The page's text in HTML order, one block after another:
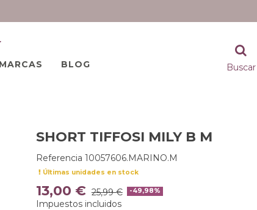
MARCAS BLOG Buscar
SHORT TIFFOSI MILY B M
Referencia 10057606.MARINO.M
Últimas unidades en stock
13,00 € 25,99 € -49,98%
Impuestos incluidos